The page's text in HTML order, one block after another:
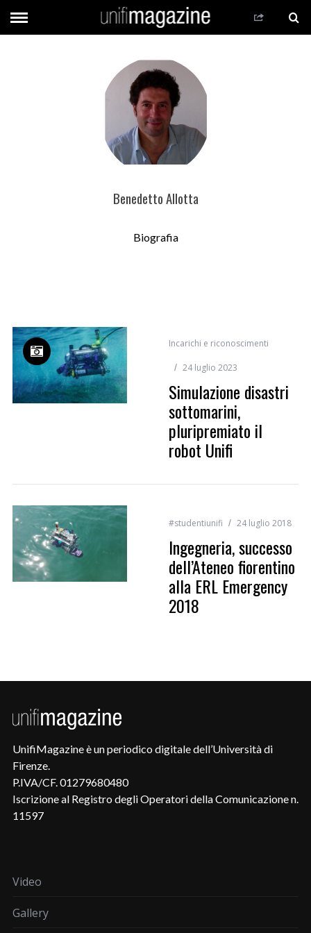
Benedetto Allotta
Biografia
Incarichi e riconoscimenti
24 luglio 2023
Simulazione disastri
sottomarini,
pluripremiato il
robot Unifi
#studentiunifi 24 luglio 2018
Ingegneria, successo
dell’Ateneo fiorentino
alla ERL Emergency
2018
UnifiMagazine è un periodico digitale dell’Università di
Firenze.
P.IVA/CF. 01279680480
Iscrizione al Registro degli Operatori della Comunicazione n.
11597
Video
Gallery